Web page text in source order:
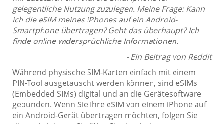
gelegentliche Nutzung zuzulegen. Meine Frage: Kann
ich die eSIM meines iPhones auf ein Android-
Smartphone übertragen? Geht das überhaupt? Ich
finde online widersprüchliche Informationen.
- Ein Beitrag von Reddit
Während physische SIM-Karten einfach mit einem
PIN-Tool ausgetauscht werden können, sind eSIMs
(Embedded SIMs) digital und an die Gerätesoftware
gebunden. Wenn Sie Ihre eSIM von einem iPhone auf
ein Android-Gerät übertragen möchten, folgen Sie